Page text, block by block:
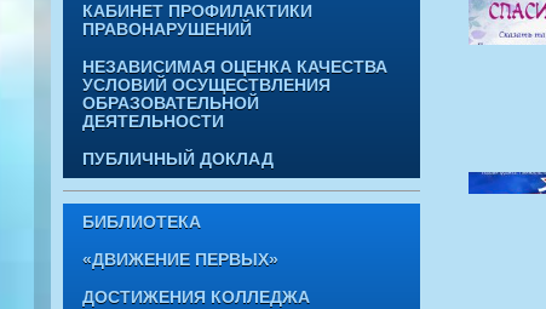
КАБИНЕТ ПРОФИЛАКТИКИ
ПРАВОНАРУШЕНИЙ
НЕЗАВИСИМАЯ ОЦЕНКА КАЧЕСТВА
УСЛОВИЙ ОСУЩЕСТВЛЕНИЯ
ОБРАЗОВАТЕЛЬНОЙ
ДЕЯТЕЛЬНОСТИ
ПУБЛИЧНЫЙ ДОКЛАД
БИБЛИОТЕКА
«ДВИЖЕНИЕ ПЕРВЫХ»
ДОСТИЖЕНИЯ КОЛЛЕДЖА